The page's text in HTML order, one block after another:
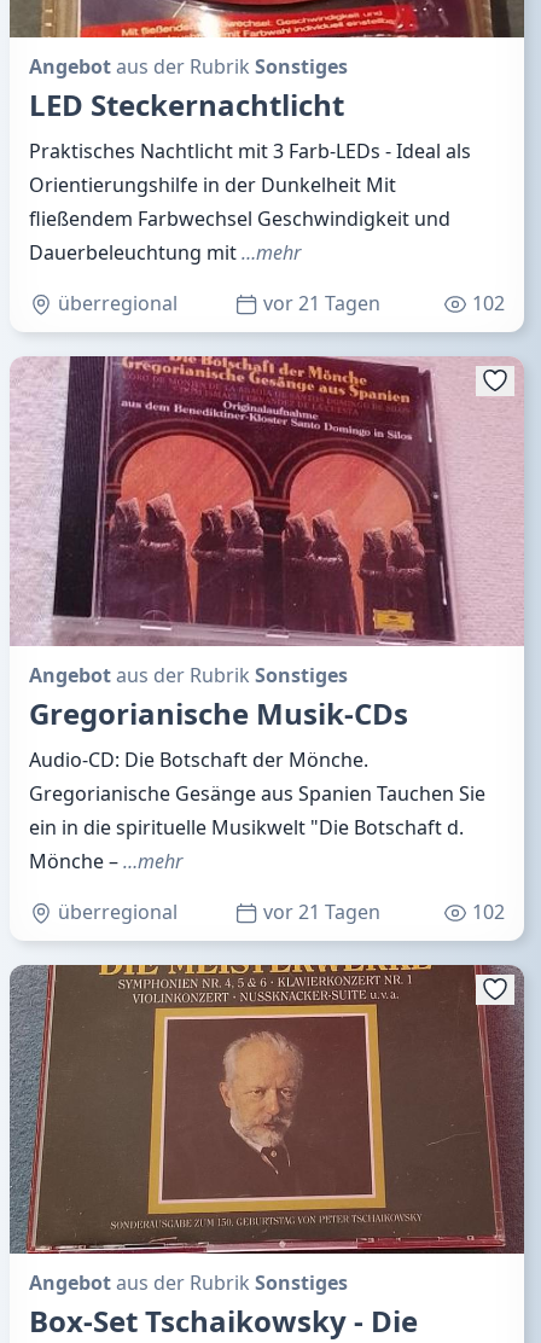
Angebotaus der Rubrik Sonstiges
LED Steckernachtlicht
Praktisches Nachtlicht mit 3 Farb-LEDs - Ideal als
Orientierungshilfe in der Dunkelheit Mit
fließendem Farbwechsel Geschwindigkeit und
Dauerbeleuchtung mit…mehr
überregional
vor 21 Tagen 102
Angebotaus der Rubrik Sonstiges
Gregorianische Musik-CDs
Audio-CD: Die Botschaft der Mönche.
Gregorianische Gesänge aus Spanien Tauchen Sie
ein in die spirituelle Musikwelt "Die Botschaft d.
Mönche –…mehr
überregional
vor 21 Tagen 102
Angebotaus der Rubrik Sonstiges
Box-Set Tschaikowsky - Die